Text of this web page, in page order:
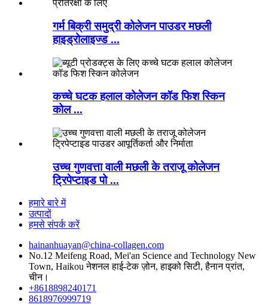
गर्म बिक्री समुद्री कोलेजन पाउडर मछली
हाइड्रोलाइज्ड ...
कच्चे घटक हलाल कोलेजन कॉड फिश स्किन
कोल ...
उच्च गुणवत्ता वाली मछली के तराजू कोलेजन
ट्रिपेप्टाइड पो ...
हमारे बारे में
उत्पादों
हमसे संपर्क करें
hainanhuayan@china-collagen.com
No.12 Meifeng Road, Mei'an Science and Technology New
Town, Haikou नेशनल हाई-टेक ज़ोन, हाइको सिटी, हैनान प्रांत,
चीन।
+8618898240171
8618976999719